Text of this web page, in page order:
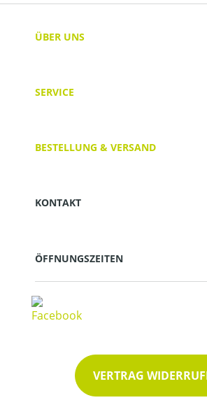
ÜBER UNS
SERVICE
BESTELLUNG & VERSAND
KONTAKT
ÖFFNUNGSZEITEN
VERTRAG